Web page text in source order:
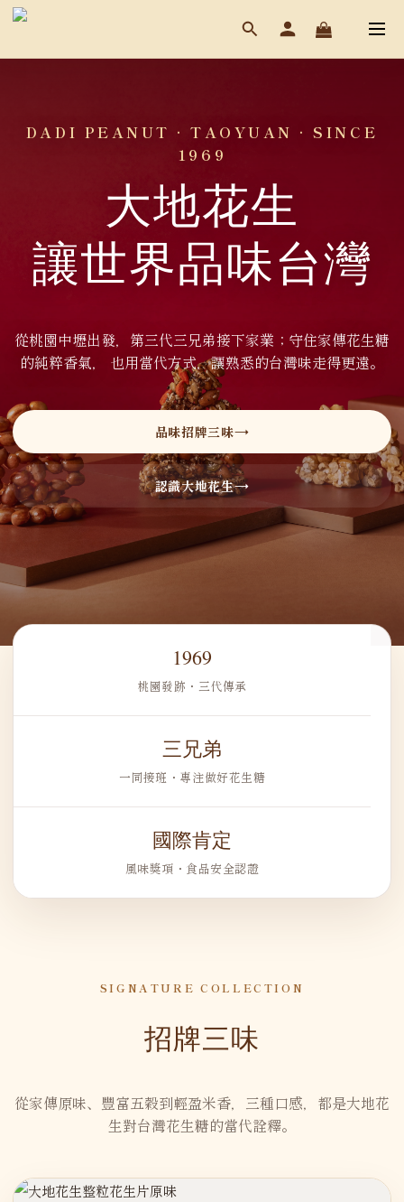
DADI PEANUT · TAOYUAN · SINCE
1969
大地花生
讓世界品味台灣
從桃園中壢出發，第三代三兄弟接下家業；守住家傳花生糖
的純粹香氣， 也用當代方式，讓熟悉的台灣味走得更遠。
品味招牌三味
認識大地花生
1969
桃園發跡・三代傳承
三兄弟
一同接班・專注做好花生糖
國際肯定
風味獎項・食品安全認證
SIGNATURE COLLECTION
招牌三味
從家傳原味、豐富五穀到輕盈米香，三種口感，都是大地花
生對台灣花生糖的當代詮釋。